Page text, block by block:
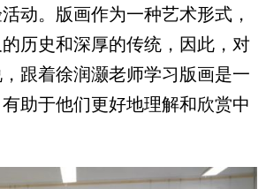
动。版画作为一种艺术形式，
历史和深厚的传统，因此，对
跟着徐润灏老师学习版画是一
助于他们更好地理解和欣赏中